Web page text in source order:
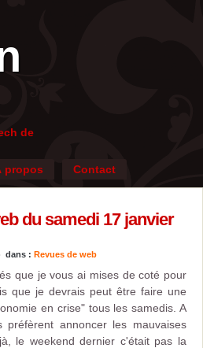
de
propos Contact
du samedi 17 janvier
dans : Revues de web
que je vous ai mises de coté pour
que je devrais peut être faire une
en crise" tous les samedis. A
préfèrent annoncer les mauvaises
le weekend dernier c'était pas la